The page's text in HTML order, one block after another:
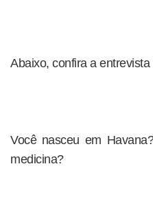
Abaixo, confira a
Você nasceu em
medicina?